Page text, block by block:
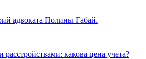
адвоката Полины Габай.
какова цена учета?